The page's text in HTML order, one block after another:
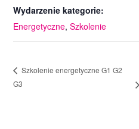
Wydarzenie kategorie:
Energetyczne,Szkolenie
Szkolenie energetyczne G1 G2
G3